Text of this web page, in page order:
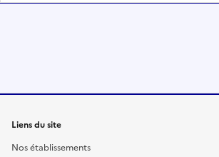
Liens du site
Nos établissements